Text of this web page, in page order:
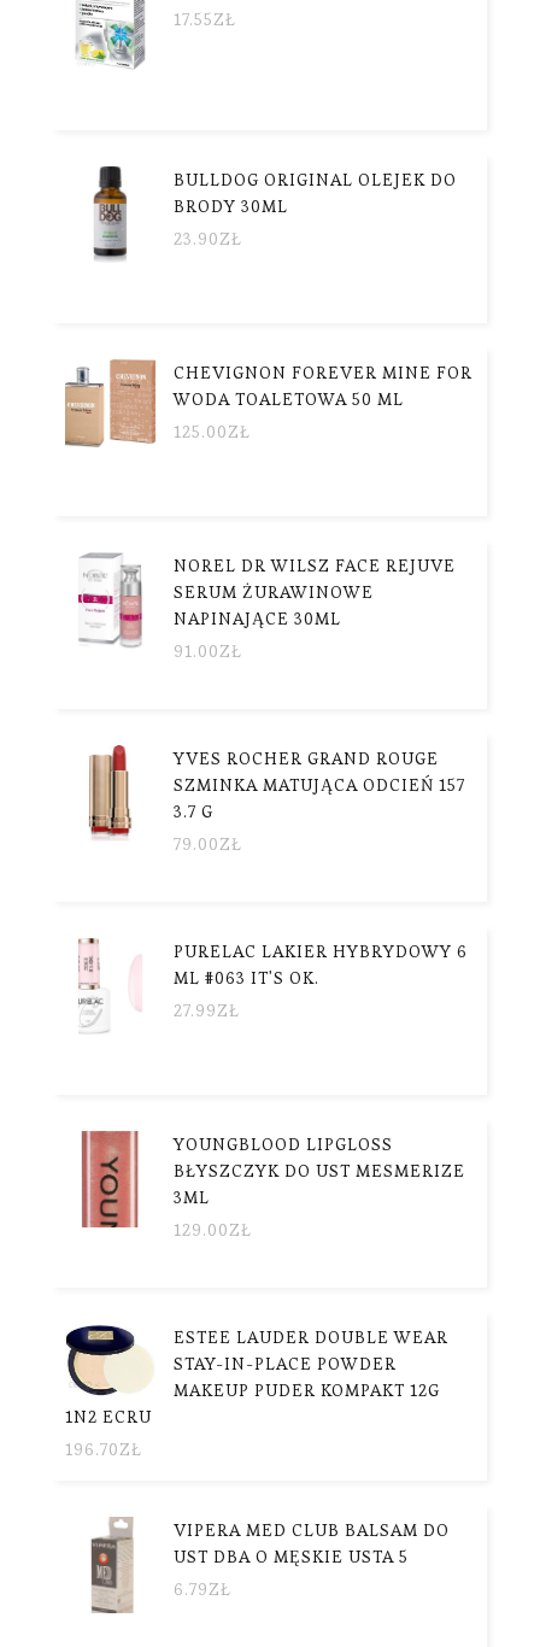
17.55ZŁ
BULLDOG ORIGINAL OLEJEK DO
BRODY 30ML
23.90ZŁ
CHEVIGNON FOREVER MINE FOR
WODA TOALETOWA 50 ML
125.00ZŁ
NOREL DR WILSZ FACE REJUVE
SERUM ŻURAWINOWE
NAPINAJĄCE 30ML
91.00ZŁ
YVES ROCHER GRAND ROUGE
SZMINKA MATUJĄCA ODCIEŃ 157
3.7 G
79.00ZŁ
PURELAC LAKIER HYBRYDOWY 6
ML #063 IT'S OK.
27.99ZŁ
YOUNGBLOOD LIPGLOSS
BŁYSZCZYK DO UST MESMERIZE
3ML
129.00ZŁ
ESTEE LAUDER DOUBLE WEAR
STAY-IN-PLACE POWDER
MAKEUP PUDER KOMPAKT 12G
1N2 ECRU
196.70ZŁ
VIPERA MED CLUB BALSAM DO
UST DBA O MĘSKIE USTA 5
6.79ZŁ